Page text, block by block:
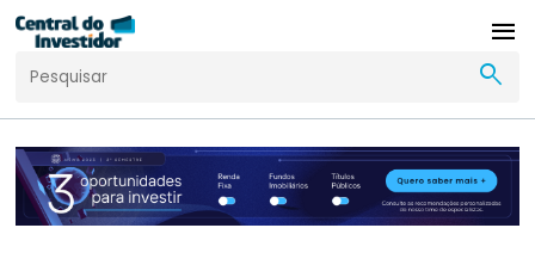
menu
search